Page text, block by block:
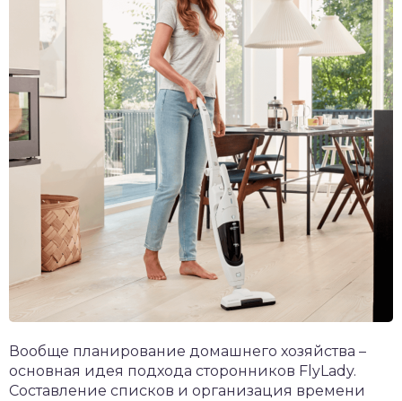
Вообще планирование домашнего хозяйства –
основная идея подхода сторонников FlyLady.
Составление списков и организация времени